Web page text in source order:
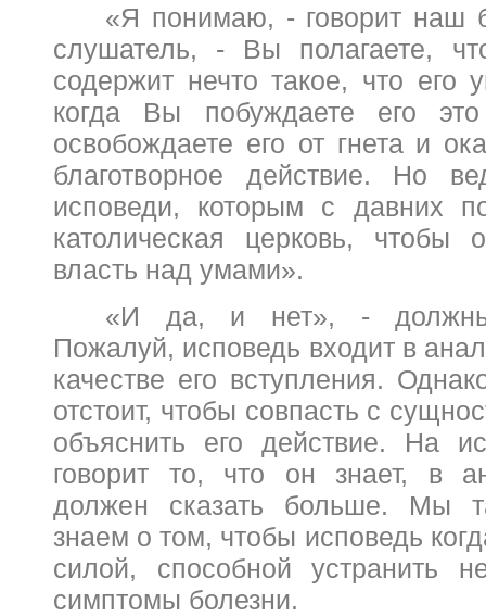
«Я понимаю, - говорит наш
слушатель, - Вы полагаете,
содержит нечто такое, что его
когда Вы побуждаете его
освобождаете его от гнета и
благотворное действие. Но
исповеди, которым с давних
католическая церковь, чтобы
власть над умами».
«И да, и нет», -
Пожалуй, исповедь входит в
качестве его вступления.
отстоит, чтобы совпасть с
объяснить его действие. На
говорит то, что он знает, в
должен сказать больше. Мы
знаем о том, чтобы исповедь
силой, способной устранить
симптомы болезни.